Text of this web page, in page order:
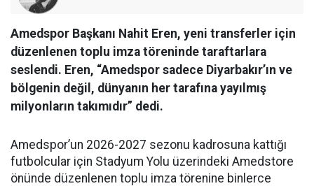
Amedspor Başkanı Nahit Eren, yeni transferler için
düzenlenen toplu imza töreninde taraftarlara
seslendi. Eren, “Amedspor sadece Diyarbakır’ın ve
bölgenin değil, dünyanın her tarafına yayılmış
milyonların takımıdır” dedi.
Amedspor’un 2026-2027 sezonu kadrosuna kattığı
futbolcular için Stadyum Yolu üzerindeki Amedstore
önünde düzenlenen toplu imza törenine binlerce